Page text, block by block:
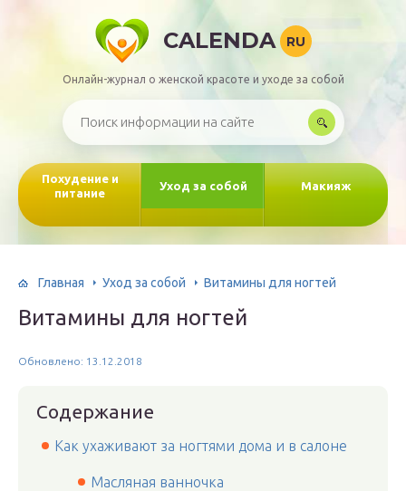
CALENDA RU
Онлайн-журнал о женской красоте и уходе за собой
Похудение и
питание
Уход за собой Макияж
Главная Уход за собой Витамины для ногтей
Витамины для ногтей
Обновлено: 13.12.2018
Содержание
Как ухаживают за ногтями дома и в салоне
Масляная ванночка